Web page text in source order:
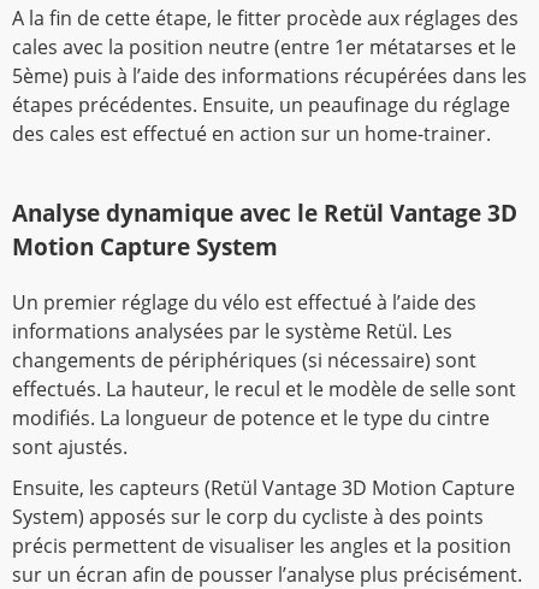
A la fin de cette étape, le fitter procède aux réglages des
cales avec la position neutre (entre 1er métatarses et le
5ème) puis à l’aide des informations récupérées dans les
étapes précédentes. Ensuite, un peaufinage du réglage
des cales est effectué en action sur un home-trainer.
Analyse dynamique avec le Retül Vantage 3D
Motion Capture System
Un premier réglage du vélo est effectué à l’aide des
informations analysées par le système Retül. Les
changements de périphériques (si nécessaire) sont
effectués. La hauteur, le recul et le modèle de selle sont
modifiés. La longueur de potence et le type du cintre
sont ajustés.
Ensuite, les capteurs (Retül Vantage 3D Motion Capture
System) apposés sur le corp du cycliste à des points
précis permettent de visualiser les angles et la position
sur un écran afin de pousser l’analyse plus précisément.